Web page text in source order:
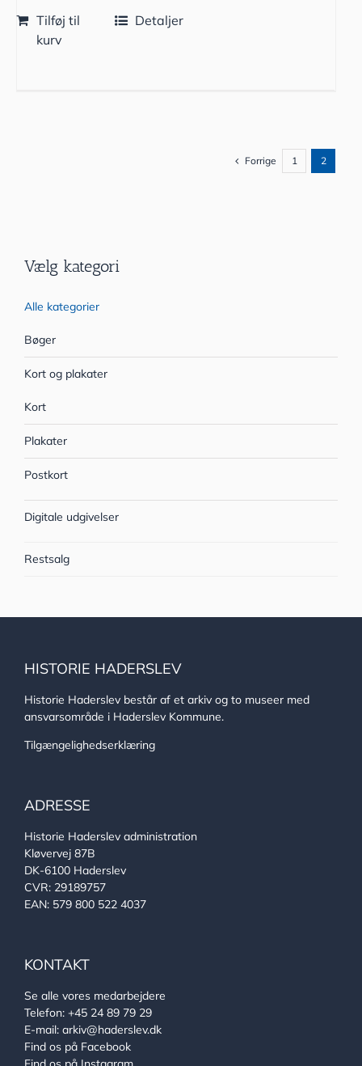
Tilføj til
kurv
Detaljer
Forrige 1 2
Vælg kategori
Alle kategorier
Bøger
Kort og plakater
Kort
Plakater
Postkort
Digitale udgivelser
Restsalg
HISTORIE HADERSLEV
Historie Haderslev består af et arkiv og to museer med
ansvarsområde i Haderslev Kommune.
Tilgængelighedserklæring
ADRESSE
Historie Haderslev administration
Kløvervej 87B
DK-6100 Haderslev
CVR: 29189757
EAN: 579 800 522 4037
KONTAKT
Se alle vores medarbejdere
Telefon: +45 24 89 79 29
E-mail: arkiv@haderslev.dk
Find os på Facebook